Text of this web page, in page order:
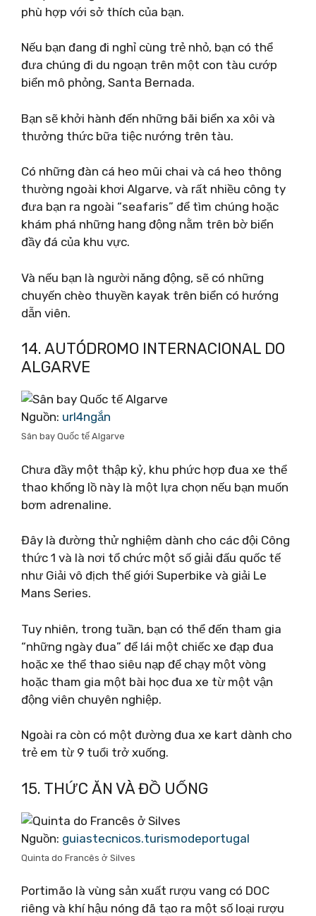
phù hợp với sở thích của bạn.
Nếu bạn đang đi nghỉ cùng trẻ nhỏ, bạn có thể
đưa chúng đi du ngoạn trên một con tàu cướp
biển mô phỏng, Santa Bernada.
Bạn sẽ khởi hành đến những bãi biển xa xôi và
thưởng thức bữa tiệc nướng trên tàu.
Có những đàn cá heo mũi chai và cá heo thông
thường ngoài khơi Algarve, và rất nhiều công ty
đưa bạn ra ngoài “seafaris” để tìm chúng hoặc
khám phá những hang động nằm trên bờ biển
đầy đá của khu vực.
Và nếu bạn là người năng động, sẽ có những
chuyến chèo thuyền kayak trên biển có hướng
dẫn viên.
14. AUTÓDROMO INTERNACIONAL DO
ALGARVE
Nguồn: url4ngắn
Sân bay Quốc tế Algarve
Chưa đầy một thập kỷ, khu phức hợp đua xe thể
thao khổng lồ này là một lựa chọn nếu bạn muốn
bơm adrenaline.
Đây là đường thử nghiệm dành cho các đội Công
thức 1 và là nơi tổ chức một số giải đấu quốc tế
như Giải vô địch thế giới Superbike và giải Le
Mans Series.
Tuy nhiên, trong tuần, bạn có thể đến tham gia
“những ngày đua” để lái một chiếc xe đạp đua
hoặc xe thể thao siêu nạp để chạy một vòng
hoặc tham gia một bài học đua xe từ một vận
động viên chuyên nghiệp.
Ngoài ra còn có một đường đua xe kart dành cho
trẻ em từ 9 tuổi trở xuống.
15. THỨC ĂN VÀ ĐỒ UỐNG
Nguồn: guiastecnicos.turismodeportugal
Quinta do Francês ở Silves
Portimão là vùng sản xuất rượu vang có DOC
riêng và khí hậu nóng đã tạo ra một số loại rượu